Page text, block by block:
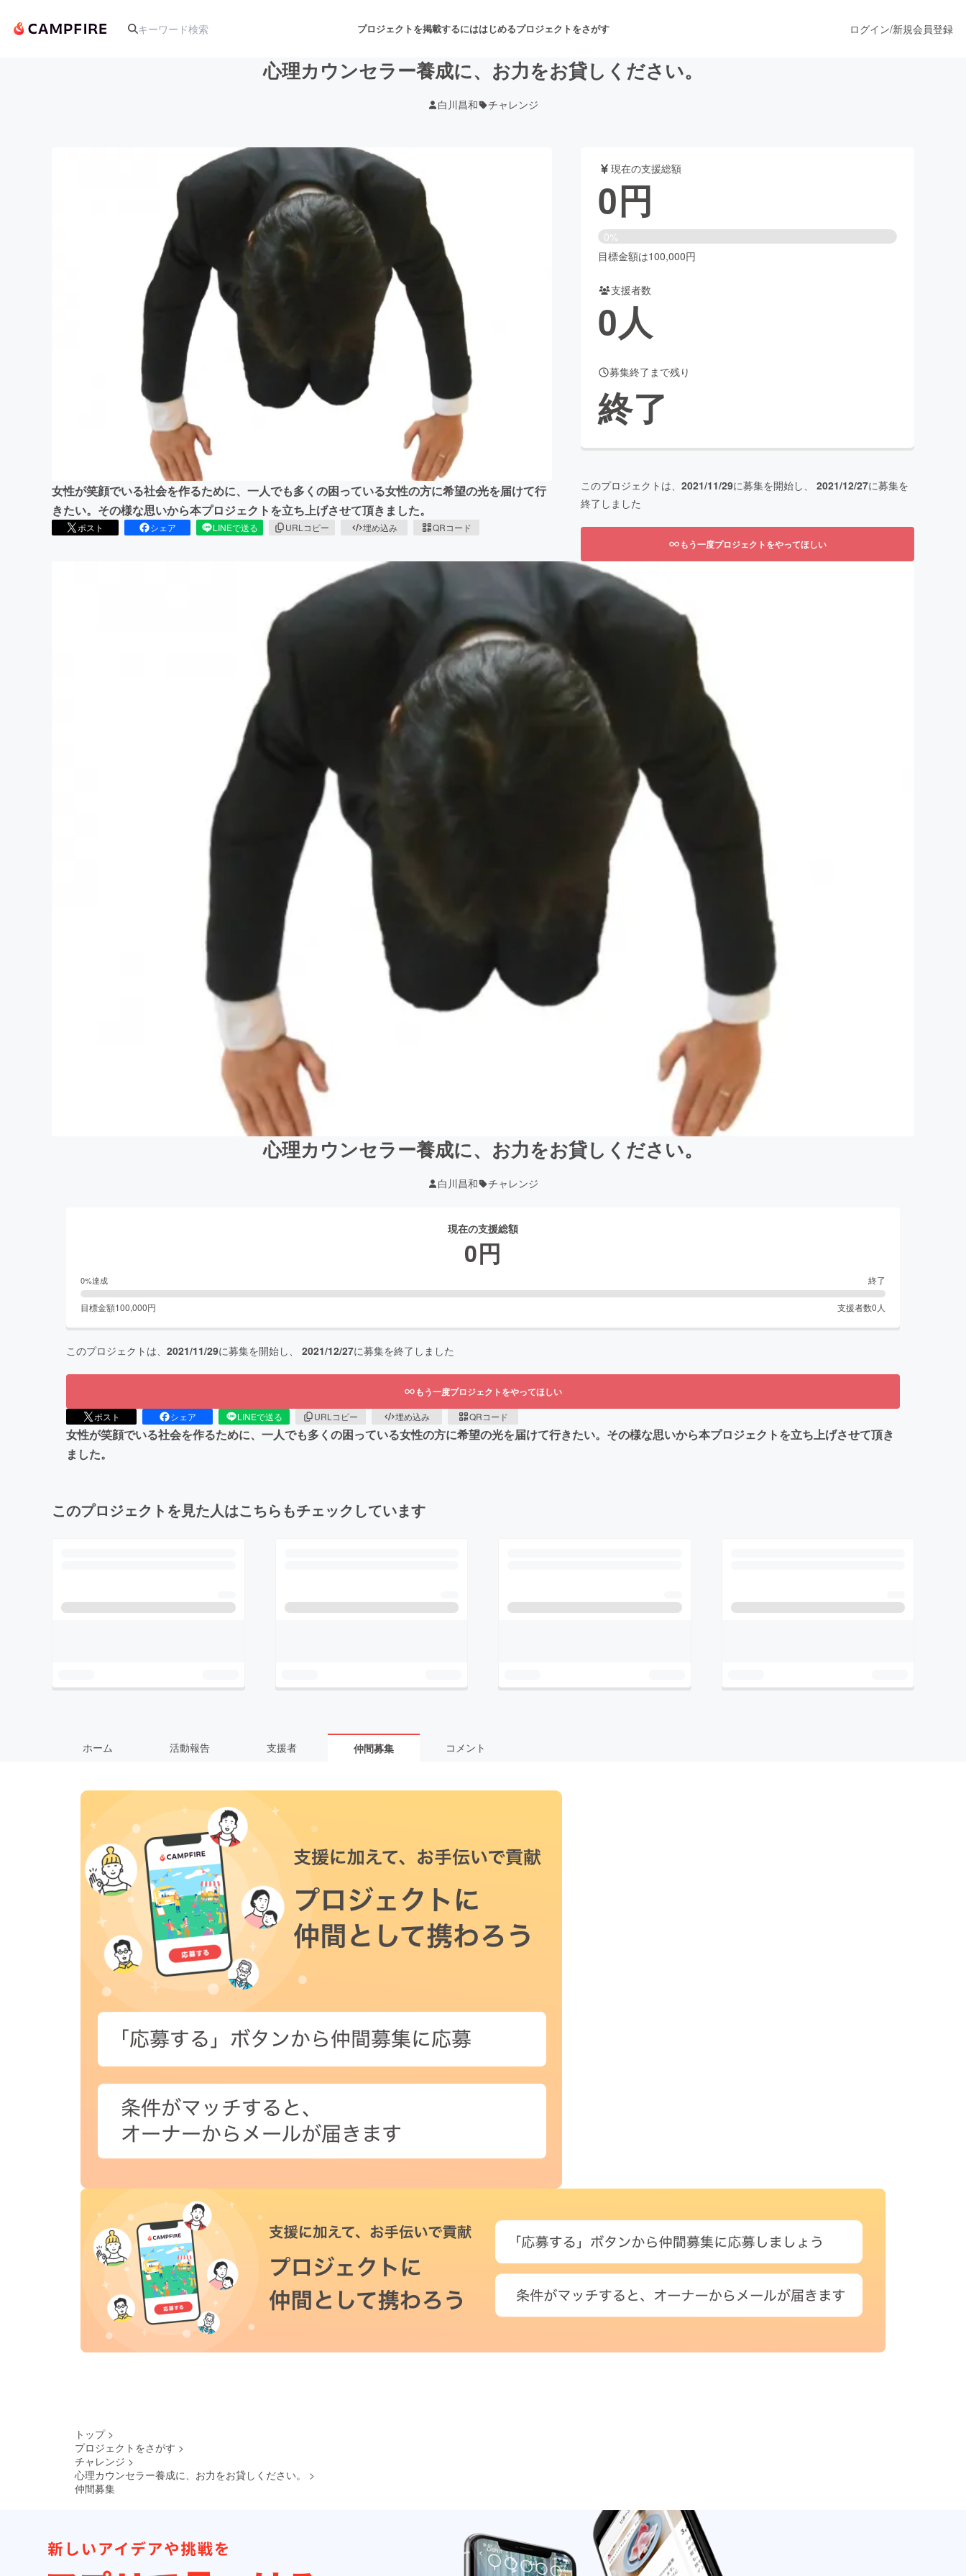
プロジェクトを掲載するにははじめるプロジェクトをさがす
アート・写真 音楽 舞台・パフォーマンス
テクノロジー・ガジェット ゲーム・サービス開発
映像・映画
ビジネス・起業 チャレンジ ビューティー・ヘルスケア
まちづくり・地域活性化
CAMPFIRE for Social Good
CAMPFIREふるさと納税
ログイン/新規会員登録
心理カウンセラー養成に、お力をお貸しください。
白川昌和 チャレンジ
女性が笑顔でいる社会を作るために、一人でも多くの困っている女性の方に希望の光を届けて行
きたい。その様な思いから本プロジェクトを立ち上げさせて頂きました。
ポスト シェア LINEで送る URLコピー 埋め込み QRコード
現在の支援総額
0円
0%
目標金額は100,000円
支援者数
0人
募集終了まで残り
終了
このプロジェクトは、 2021/11/29に募集を開始し、 2021/12/27に募集を
終了しました
もう一度プロジェクトをやってほしい
心理カウンセラー養成に、お力をお貸しください。
白川昌和 チャレンジ
現在の支援総額
0円
0%達成 終了
目標金額100,000円 支援者数0 人
このプロジェクトは、 2021/11/29に募集を開始し、 2021/12/27に募集を終了しました
もう一度プロジェクトをやってほしい
ポスト シェア LINEで送る URLコピー 埋め込み QRコード
女性が笑顔でいる社会を作るために、一人でも多くの困っている女性の方に希望の光を届けて行きたい。その様な思いから本プロジェクトを立ち上げさせて頂き
ました。
このプロジェクトを見た人はこちらもチェックしています
ホーム 活動報告 支援者 仲間募集 コメント
トップ >
プロジェクトをさがす >
チャレンジ >
心理カウンセラー養成に、お力をお貸しください。
>
仲間募集